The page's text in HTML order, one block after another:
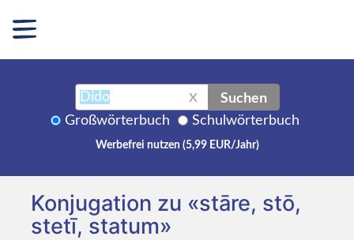
X Suchen
Großwörterbuch Schulwörterbuch
Werbefrei nutzen (5,99 EUR/Jahr)
Konjugation zu «stāre, stō,
stetī, statum»